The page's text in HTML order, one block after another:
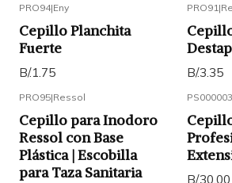
PRO94|Eny
Cepillo Planchita
Fuerte
B/.1.75
PRO91 |
B/.3.35
PRO95|Ressol
Cepillo para Inodoro
Ressol con Base
Plástica | Escobilla
para Taza Sanitaria
B/.30.00